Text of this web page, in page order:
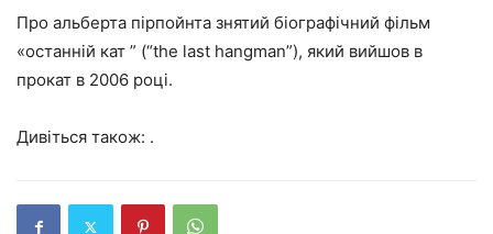
Про альберта пірпойнта знятий біографічний фільм
«останній кат ” (“the last hangman”), який вийшов в
прокат в 2006 році.
Дивіться також: .